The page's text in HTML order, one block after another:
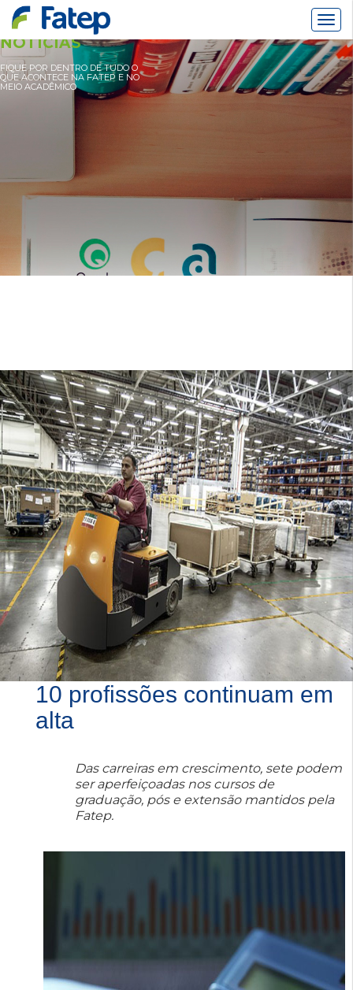
NOTÍCIAS
FIQUE POR DENTRO DE TUDO O
QUE ACONTECE NA FATEP E NO
MEIO ACADÊMICO
10 profissões continuam em
alta
Das carreiras em crescimento, sete podem
ser aperfeiçoadas nos cursos de
graduação, pós e extensão mantidos pela
Fatep.